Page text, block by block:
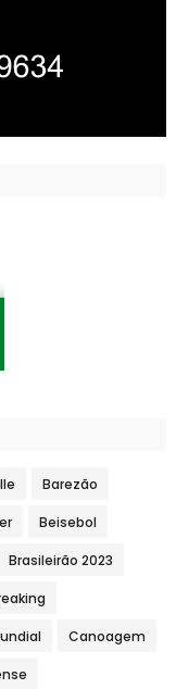
Barezão
Beisebol
Brasileirão 2023
Canoagem